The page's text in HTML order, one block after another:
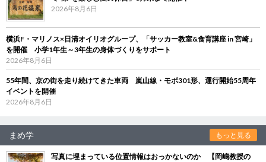
2026年8月6日
横浜F・マリノス×日清オイリオグループ、「サッカー教室&食育講座 in 宮崎」
を開催 小学1年生～3年生の身体づくりをサポート
2026年8月6日
55年間、京の街を走り続けてきた車両 嵐山線・モボ301形、運行開始55周年
イベントを開催
2026年8月6日
まめ学 もっと見る
写真に埋まっている位置情報はおっかないのか 【岡嶋教授の